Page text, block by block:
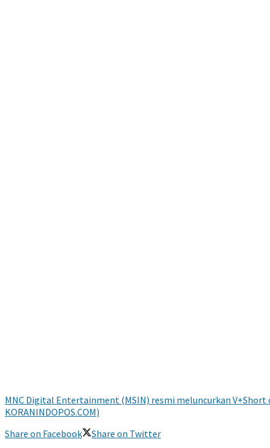
MNC Digital Entertainment (MSIN) resmi meluncurkan
KORANINDOPOS.COM)
Share on Facebook
Share on Twitter